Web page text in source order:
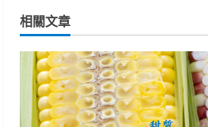
n
u
e
R
相關文章